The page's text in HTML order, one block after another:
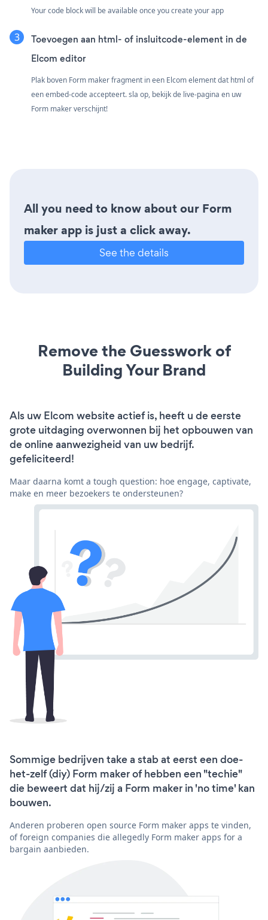
Your code block will be available once you create your app
Toevoegen aan html- of insluitcode-element in de
Elcom editor
Plak boven Form maker fragment in een Elcom element dat html of
een embed-code accepteert. sla op, bekijk de live-pagina en uw
Form maker verschijnt!
All you need to know about our Form
maker app is just a click away.
See the details
Remove the Guesswork of
Building Your Brand
Als uw Elcom website actief is, heeft u de eerste
grote uitdaging overwonnen bij het opbouwen van
de online aanwezigheid van uw bedrijf.
gefeliciteerd!
Maar daarna komt a tough question: hoe engage, captivate,
make en meer bezoekers te ondersteunen?
Sommige bedrijven take a stab at eerst een doe-
het-zelf (diy) Form maker of hebben een "techie"
die beweert dat hij/zij a Form maker in 'no time' kan
bouwen.
Anderen proberen open source Form maker apps te vinden,
of foreign companies die allegedly Form maker apps for a
bargain aanbieden.